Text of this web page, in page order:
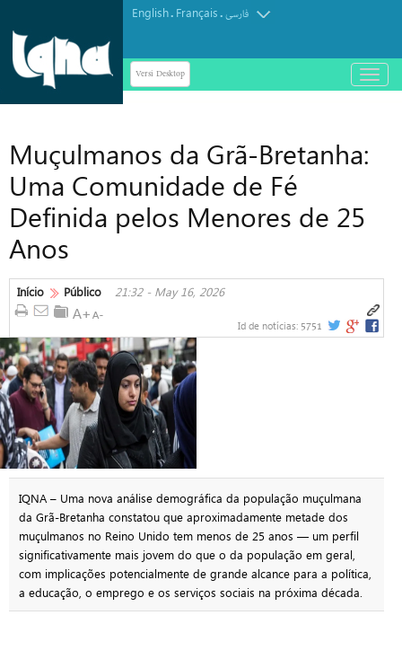
English. Français.فارسی
Versi Desktop
باز
و
Muçulmanos da Grã-Bretanha:
Uma Comunidade de Fé
Definida pelos Menores de 25
Anos
Início Público 21:32 - May 16, 2026
Id de notícias: 5751
IQNA – Uma nova análise demográfica da população muçulmana
da Grã-Bretanha constatou que aproximadamente metade dos
muçulmanos no Reino Unido tem menos de 25 anos — um perfil
significativamente mais jovem do que o da população em geral,
com implicações potencialmente de grande alcance para a política,
a educação, o emprego e os serviços sociais na próxima década.